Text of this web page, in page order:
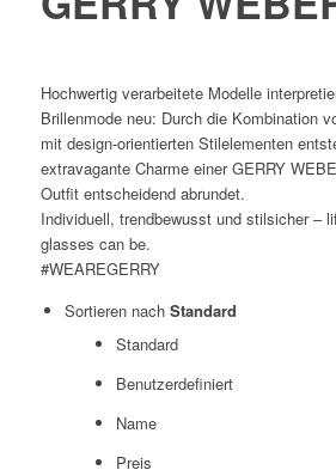
Hochwertig verarbeitete Modelle
Brillenmode neu: Durch die Kombination
mit design-orientierten Stilelementen
extravagante Charme einer GERRY
Outfit entscheidend abrundet.
Individuell, trendbewusst und stilsicher –
glasses can be.
#WEAREGERRY
Sortieren nach Standard
Standard
Benutzerdefiniert
Name
Preis